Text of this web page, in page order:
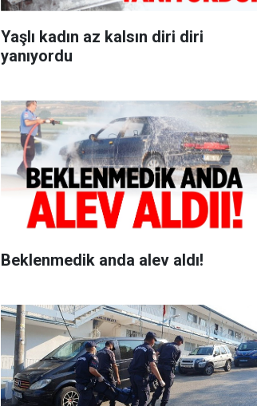
Yaşlı kadın az kalsın diri diri
yanıyordu
Beklenmedik anda alev aldı!